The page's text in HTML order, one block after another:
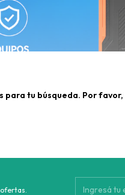
para tu búsqueda. Por